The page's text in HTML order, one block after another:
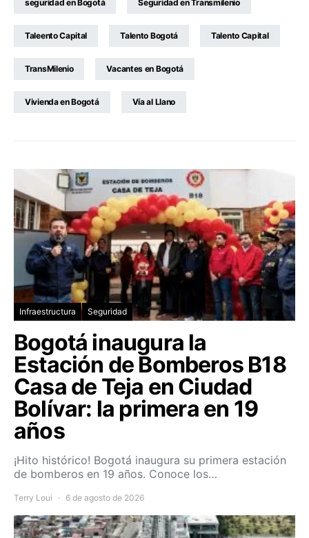
seguridad en Bogotá Seguridad en Transmilenio
Taleento Capital Talento Bogotá Talento Capital
TransMilenio Vacantes en Bogotá
Vivienda en Bogotá Vía al Llano
Infraestructura Seguridad
Bogotá inaugura la
Estación de Bomberos B18
Casa de Teja en Ciudad
Bolívar: la primera en 19
años
¡Hito histórico! Bogotá inaugura su primera estación
de bomberos en 19 años. Conoce los…
Terry Loui 6 de agosto de 2026